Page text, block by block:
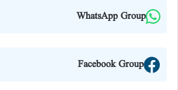
WhatsApp Group
Facebook Group